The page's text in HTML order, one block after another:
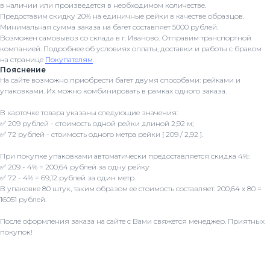
в наличии или произведется в необходимом количестве.
Предоставим скидку 20% на единичные рейки в качестве образцов.
Минимальная сумма заказа на багет составляет 5000 рублей.
Возможен самовывоз со склада в г. Иваново. Отправим транспортной
компанией. Подробнее об условиях оплаты, доставки и работы с браком
на странице Покупателям.
Пояснение
На сайте возможно приобрести багет двумя способами: рейками и
упаковками. Их можно комбинировать в рамках одного заказа.
В карточке товара указаны следующие значения:
✅ 209 рублей - стоимость одной рейки длиной 2,92 м;
✅ 72 рублей - стоимость одного метра рейки [ 209 / 2,92 ].
При покупке упаковками автоматически предоставляется скидка 4%:
✅ 209 - 4% = 200,64 рублей за одну рейку
✅ 72 - 4% = 69,12 рублей за один метр.
В упаковке 80 штук, таким образом ее стоимость составляет: 200,64 x 80 =
16051 рублей.
После оформления заказа на сайте с Вами свяжется менеджер. Приятных
покупок!